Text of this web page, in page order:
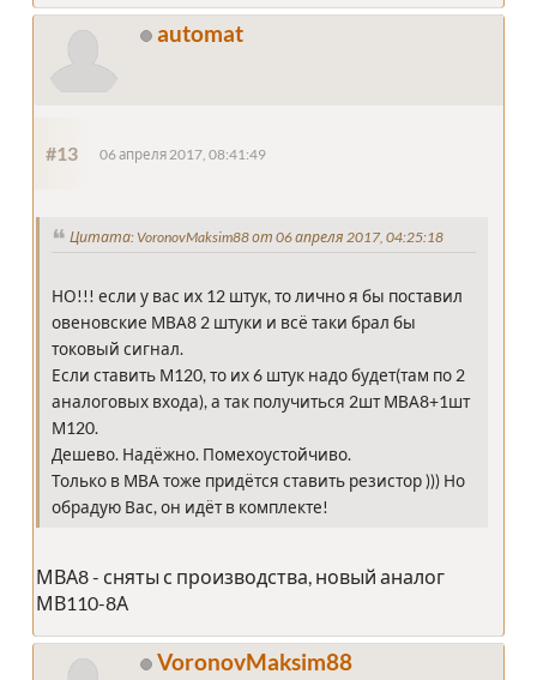
automat
#13 06 апреля 2017, 08:41:49
Цитата: VoronovMaksim88 от 06 апреля 2017, 04:25:18
НО!!! если у вас их 12 штук, то лично я бы поставил
овеновские МВА8 2 штуки и всё таки брал бы
токовый сигнал.
Если ставить М120, то их 6 штук надо будет(там по 2
аналоговых входа), а так получиться 2шт МВА8+1шт
М120.
Дешево. Надёжно. Помехоустойчиво.
Только в МВА тоже придётся ставить резистор ))) Но
обрадую Вас, он идёт в комплекте!
МВА8 - сняты с производства, новый аналог
МВ110-8А
VoronovMaksim88